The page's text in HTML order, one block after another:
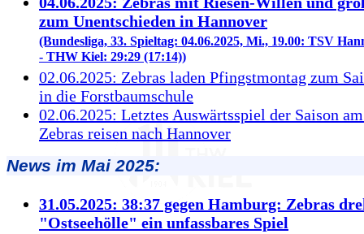
zum Unentschieden in Hannover
(Bundesliga, 33. Spieltag: 04.06.2025, Mi., 19.00: TSV
- THW Kiel: 29:29 (17:14))
02.06.2025: Zebras laden Pfingstmontag zum
in die Forstbaumschule
02.06.2025: Letztes Auswärtsspiel der Saison
Zebras reisen nach Hannover
News im Mai 2025:
31.05.2025: 38:37 gegen Hamburg: Zebras
"Ostseehölle" ein unfassbares Spiel